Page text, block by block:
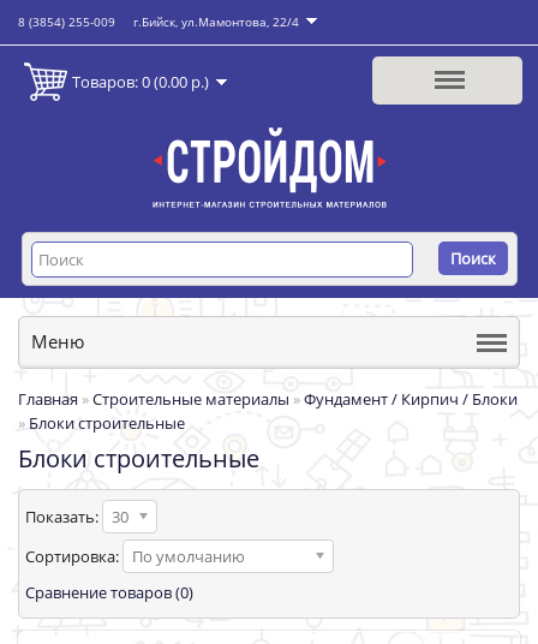
8 (3854) 255-009 г.Бийск, ул.Мамонтова, 22/4
Товаров: 0 (0.00 р.)
Поиск
Меню
Главная »Строительные материалы »Фундамент / Кирпич / Блоки
» Блоки строительные
Блоки строительные
Показать:
30
Сортировка:
По умолчанию
Сравнение товаров (0)